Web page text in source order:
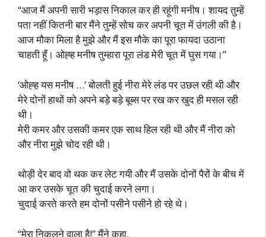
“आज मैं अपनी सारी भड़ास निकाल कर ही रहूंगी मनीष। शायद तुम्हें
पता नहीं कितनी बार मैंने तुम्हें सोच कर अपनी चूत में उंगली की है।
आज मौका मिला है मुझे और मैं इस मौके का पूरा फायदा उठाना
चाहती हूँ। ओह्ह मनीष तुम्हारा पूरा लंड मेरी चूत में घुस गया।”
‘ओह्ह यस मनीष …’ बोलती हुई नीरा मेरे लंड पर उछल रही थी और
मेरे दोनों हाथों को अपने बड़े बड़े बूब्स पर रख कर खुद ही मसल रही
थी।
मेरी कमर और उसकी कमर एक साथ हिल रही थी और मैं नीरा को
और नीरा मुझे चोद रही थी।
थोड़ी देर बाद वो थक कर लेट गयी और मैं उसके दोनों पैरों के बीच में
आ कर उसके चूत की चुदाई करने लगा।
चुदाई करते करते हम दोनों पसीने पसीने हो रहे थे।
“मेरा निकलने वाला है!” मैंने कहा.